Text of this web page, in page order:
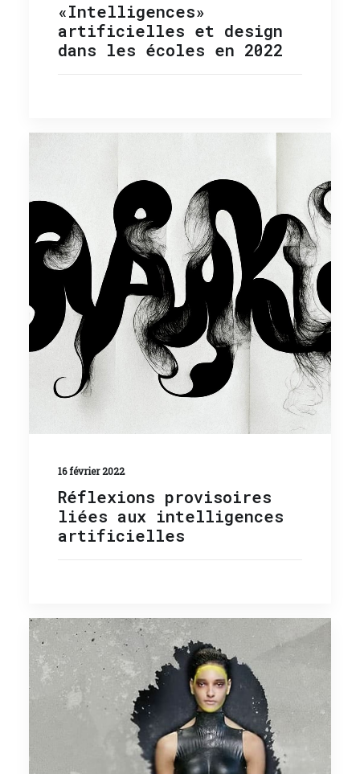
«Intelligences»
artificielles et design
dans les écoles en 2022
16 février 2022
Réflexions provisoires
liées aux intelligences
artificielles